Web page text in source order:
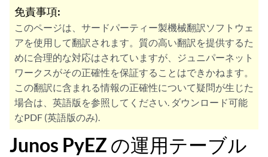
免責事項:
このページは、サードパーティー製機械翻訳ソフトウェ
アを使用して翻訳されます。質の高い翻訳を提供するた
めに合理的な対応はされていますが、ジュニパーネット
ワークスがその正確性を保証することはできかねます。
この翻訳に含まれる情報の正確性について疑問が生じた
場合は、英語版を参照してください. ダウンロード可能
なPDF (英語版のみ).
Junos PyEZ の運用テーブル